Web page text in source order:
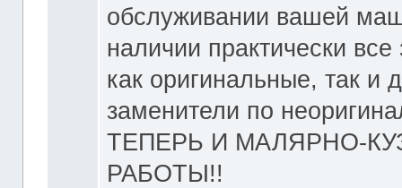
обслуживании вашей
наличии практически все
как оригинальные, так и
заменители по
ТЕПЕРЬ И МАЛЯРНО-
РАБОТЫ!!